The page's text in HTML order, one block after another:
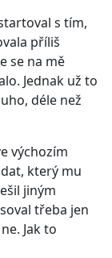
s tím,
příliš
se na mě
Jednak už to
déle než
výchozím
který mu
jiným
třeba jen
Jak to